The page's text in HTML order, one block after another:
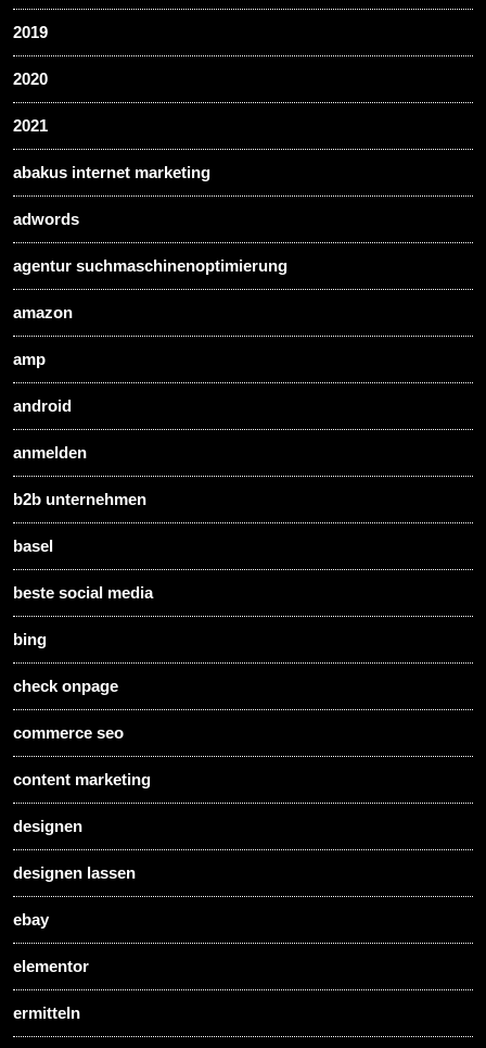
2019
2020
2021
abakus internet marketing
adwords
agentur suchmaschinenoptimierung
amazon
amp
android
anmelden
b2b unternehmen
basel
beste social media
bing
check onpage
commerce seo
content marketing
designen
designen lassen
ebay
elementor
ermitteln